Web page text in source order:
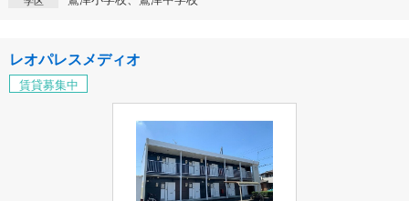
レオパレスメディオ
賃貸募集中